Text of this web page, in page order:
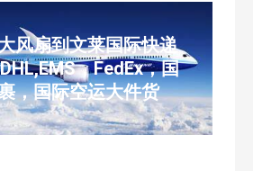
风扇到文莱国际快递
，FedEx，国
，国际空运大件货